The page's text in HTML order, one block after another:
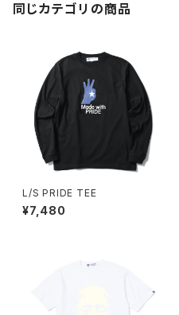
同じカテゴリの商品
L/S PRIDE TEE
¥7,480